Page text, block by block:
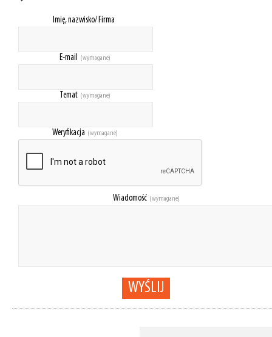
Imię, nazwisko/ Firma
E-mail (wymagane)
Temat (wymagane)
Weryfikacja (wymagane)
Wiadomość (wymagane)
WYŚLIJ